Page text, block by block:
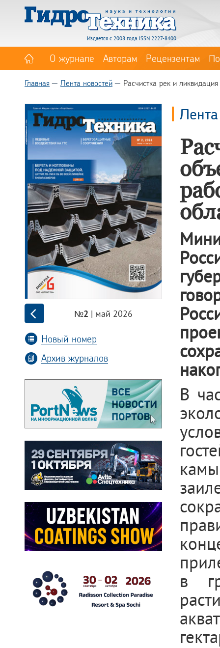
Издается с 2008 года. ISSN 2227-8400
О журнале Авторам Рецензентам
Главная Лента новостей Расчистка рек и
№2 | май 2026
Новый номер
Архив журналов
В
в